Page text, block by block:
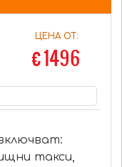
ЦЕНА ОТ:
€ 1496
такси,